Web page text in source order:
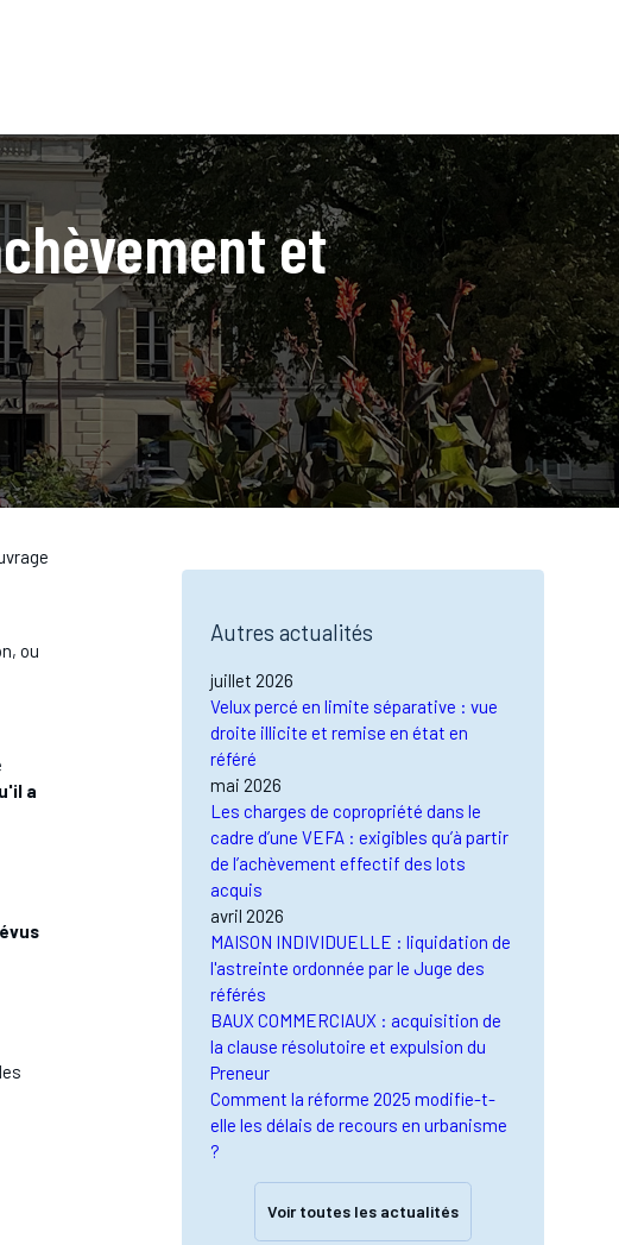
et
ou
a
Autres actualités
juillet 2026
Velux percé en limite séparative : vue
droite illicite et remise en état en
référé
mai 2026
Les charges de copropriété dans le
cadre d’une VEFA : exigibles qu’à partir
de l’achèvement effectif des lots
acquis
avril 2026
MAISON INDIVIDUELLE : liquidation de
l'astreinte ordonnée par le Juge des
référés
BAUX COMMERCIAUX : acquisition de
la clause résolutoire et expulsion du
Preneur
Comment la réforme 2025 modifie-t-
elle les délais de recours en urbanisme
?
Voir toutes les actualités